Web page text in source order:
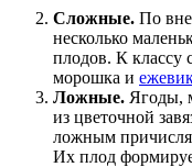
Сложные. По
несколько
плодов. К классу
морошка и
Ложные. Ягоды,
из цветочной
ложным
Их плод